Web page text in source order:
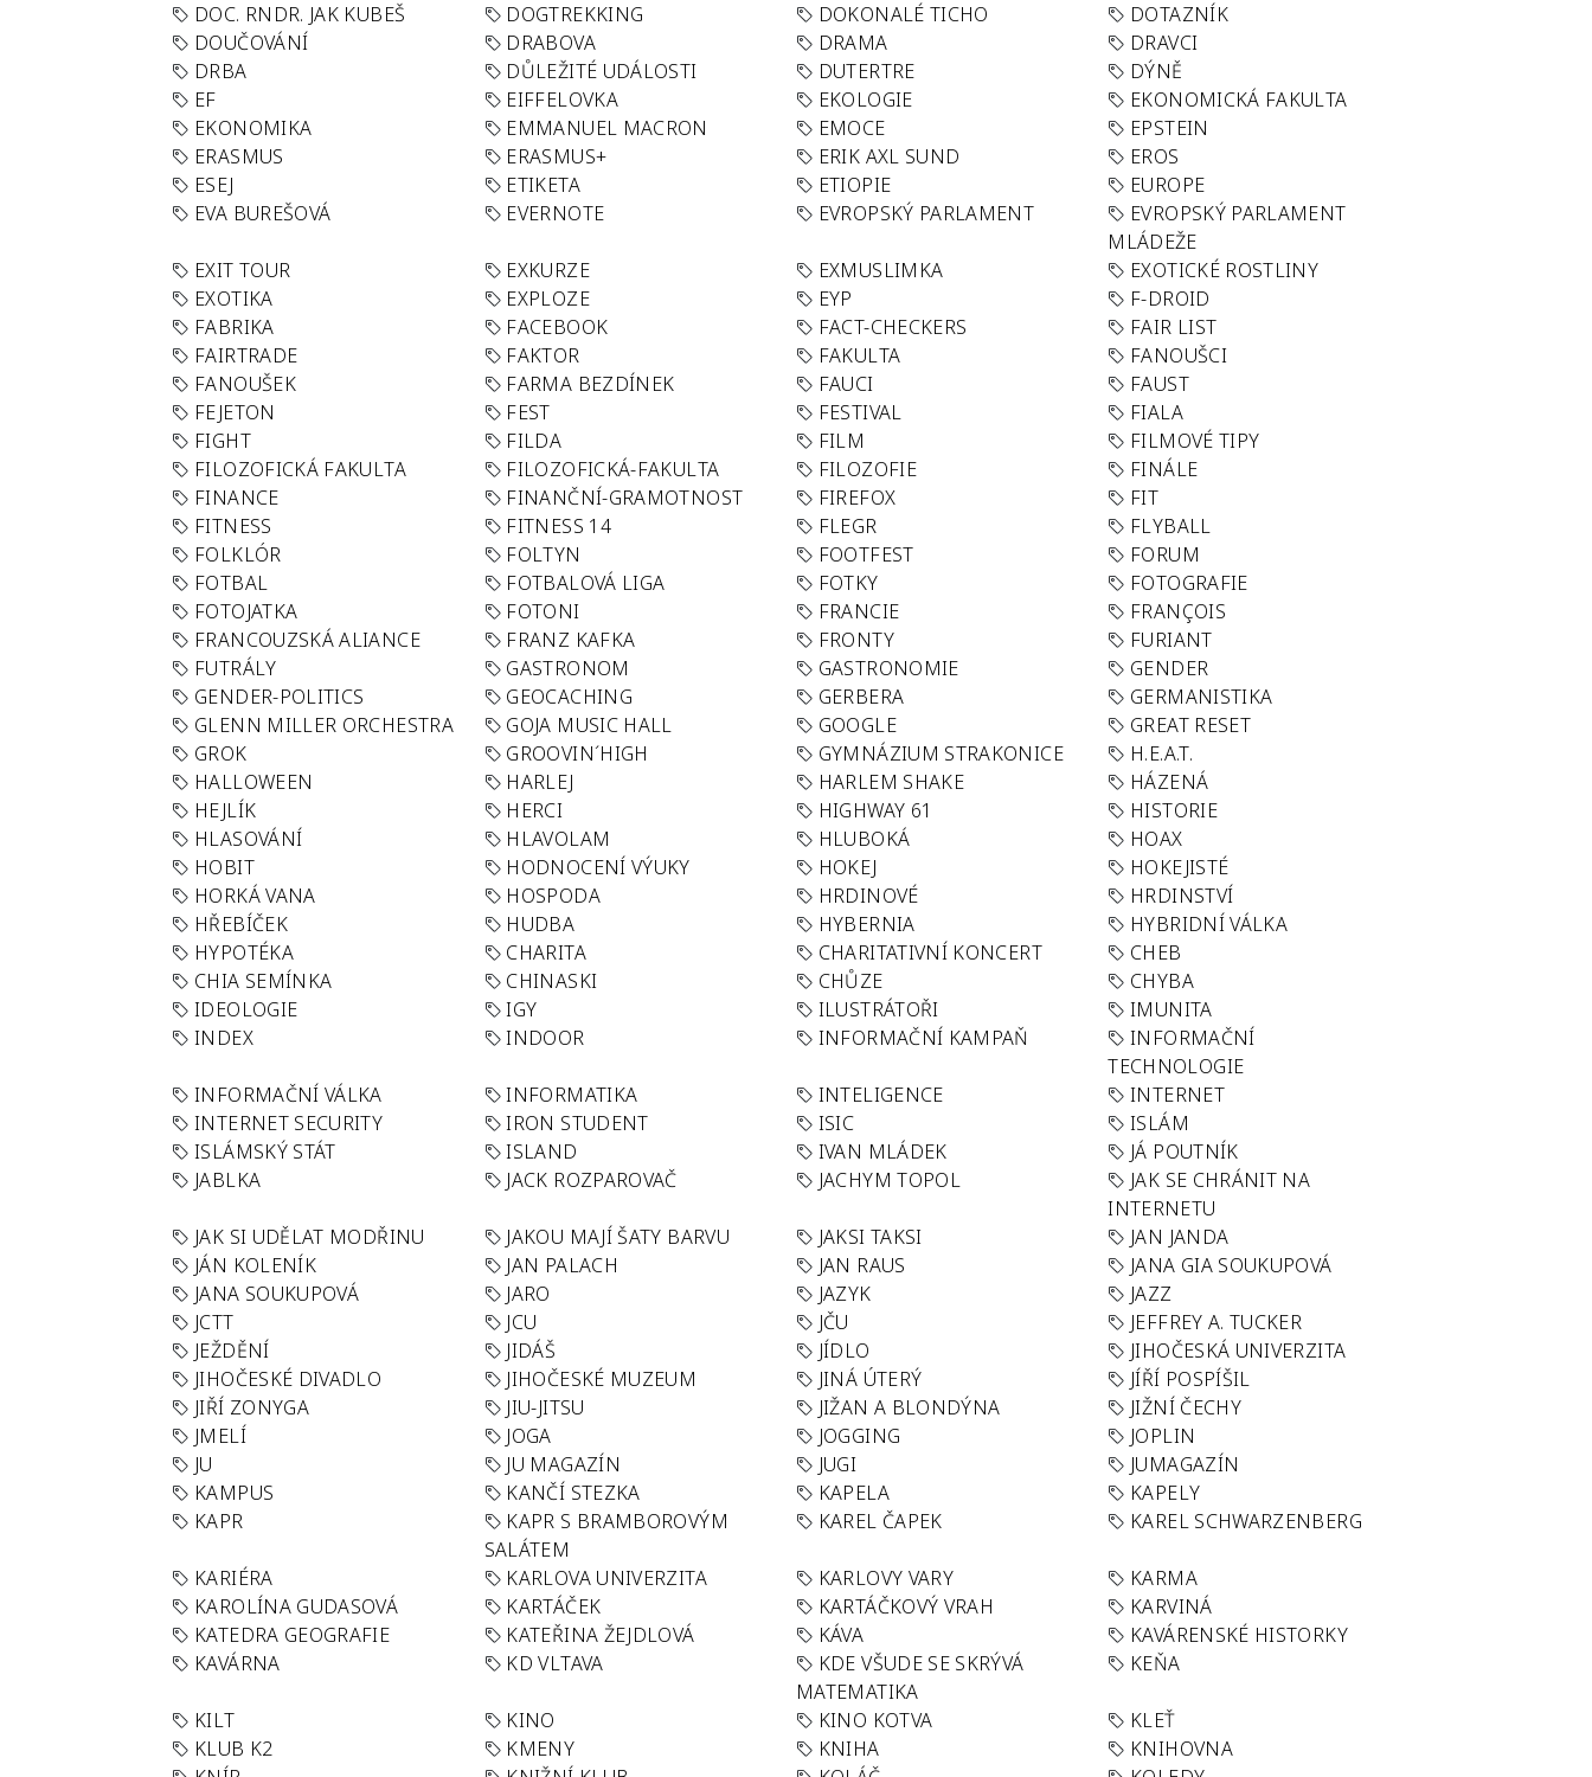
DOC. RNDR. JAK KUBEŠ
DOGTREKKING DOKONALÉ TICHO
DOTAZNÍK
DOUČOVÁNÍ
DRABOVA DRAMA
DRAVCI
DRBA
DŮLEŽITÉ UDÁLOSTI DUTERTRE
DÝNĚ
EF
EIFFELOVKA EKOLOGIE
EKONOMICKÁ FAKULTA
EKONOMIKA
EMMANUEL MACRON EMOCE
EPSTEIN
ERASMUS
ERASMUS+ ERIK AXL SUND
EROS
ESEJ
ETIKETA ETIOPIE
EUROPE
EVA BUREŠOVÁ
EVERNOTE EVROPSKÝ PARLAMENT
EVROPSKÝ PARLAMENT
MLÁDEŽE
EXIT TOUR
EXKURZE EXMUSLIMKA
EXOTICKÉ ROSTLINY
EXOTIKA
EXPLOZE EYP
F-DROID
FABRIKA
FACEBOOK FACT-CHECKERS
FAIR LIST
FAIRTRADE
FAKTOR FAKULTA
FANOUŠCI
FANOUŠEK
FARMA BEZDÍNEK FAUCI
FAUST
FEJETON
FEST FESTIVAL
FIALA
FIGHT
FILDA FILM
FILMOVÉ TIPY
FILOZOFICKÁ FAKULTA
FILOZOFICKÁ-FAKULTA FILOZOFIE
FINÁLE
FINANCE
FINANČNÍ-GRAMOTNOST FIREFOX
FIT
FITNESS
FITNESS 14 FLEGR
FLYBALL
FOLKLÓR
FOLTYN FOOTFEST
FORUM
FOTBAL
FOTBALOVÁ LIGA FOTKY
FOTOGRAFIE
FOTOJATKA
FOTONI FRANCIE
FRANÇOIS
FRANCOUZSKÁ ALIANCE
FRANZ KAFKA FRONTY
FURIANT
FUTRÁLY
GASTRONOM GASTRONOMIE
GENDER
GENDER-POLITICS
GEOCACHING GERBERA
GERMANISTIKA
GLENN MILLER ORCHESTRA
GOJA MUSIC HALL GOOGLE
GREAT RESET
GROK
GROOVIN´HIGH GYMNÁZIUM STRAKONICE
H.E.A.T.
HALLOWEEN
HARLEJ HARLEM SHAKE
HÁZENÁ
HEJLÍK
HERCI HIGHWAY 61
HISTORIE
HLASOVÁNÍ
HLAVOLAM HLUBOKÁ
HOAX
HOBIT
HODNOCENÍ VÝUKY HOKEJ
HOKEJISTÉ
HORKÁ VANA
HOSPODA HRDINOVÉ
HRDINSTVÍ
HŘEBÍČEK
HUDBA HYBERNIA
HYBRIDNÍ VÁLKA
HYPOTÉKA
CHARITA CHARITATIVNÍ KONCERT
CHEB
CHIA SEMÍNKA
CHINASKI CHŮZE
CHYBA
IDEOLOGIE
IGY ILUSTRÁTOŘI
IMUNITA
INDEX
INDOOR INFORMAČNÍ KAMPAŇ
INFORMAČNÍ
TECHNOLOGIE
INFORMAČNÍ VÁLKA
INFORMATIKA INTELIGENCE
INTERNET
INTERNET SECURITY
IRON STUDENT ISIC
ISLÁM
ISLÁMSKÝ STÁT
ISLAND IVAN MLÁDEK
JÁ POUTNÍK
JABLKA
JACK ROZPAROVAČ JACHYM TOPOL
JAK SE CHRÁNIT NA
INTERNETU
JAK SI UDĚLAT MODŘINU
JAKOU MAJÍ ŠATY BARVU JAKSI TAKSI
JAN JANDA
JÁN KOLENÍK
JAN PALACH JAN RAUS
JANA GIA SOUKUPOVÁ
JANA SOUKUPOVÁ
JARO JAZYK
JAZZ
JCTT
JCU JČU
JEFFREY A. TUCKER
JEŽDĚNÍ
JIDÁŠ JÍDLO
JIHOČESKÁ UNIVERZITA
JIHOČESKÉ DIVADLO
JIHOČESKÉ MUZEUM JINÁ ÚTERÝ
JÍŘÍ POSPÍŠIL
JIŘÍ ZONYGA
JIU-JITSU JIŽAN A BLONDÝNA
JIŽNÍ ČECHY
JMELÍ
JOGA JOGGING
JOPLIN
JU
JU MAGAZÍN JUGI
JUMAGAZÍN
KAMPUS
KANČÍ STEZKA KAPELA
KAPELY
KAPR
KAPR S BRAMBOROVÝM
SALÁTEM
KAREL ČAPEK KAREL SCHWARZENBERG
KARIÉRA KARLOVA UNIVERZITA KARLOVY VARY
KARMA
KAROLÍNA GUDASOVÁ
KARTÁČEK KARTÁČKOVÝ VRAH
KARVINÁ
KATEDRA GEOGRAFIE
KATEŘINA ŽEJDLOVÁ KÁVA
KAVÁRENSKÉ HISTORKY
KAVÁRNA
KD VLTAVA
KDE VŠUDE SE SKRÝVÁ
MATEMATIKA
KEŇA
KILT KINO KINO KOTVA
KLEŤ
KLUB K2
KMENY KNIHA
KNIHOVNA